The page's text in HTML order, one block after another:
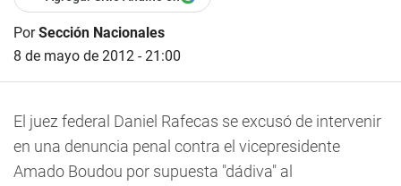
PorSección Nacionales
8 de mayo de 2012 - 21:00
El juez federal Daniel Rafecas se excusó de intervenir
en una denuncia penal contra el vicepresidente
Amado Boudou por supuesta "dádiva" al